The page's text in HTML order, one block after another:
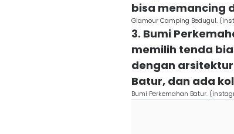
bisa memancing
Glamour Camping Bedugul.
3. Bumi
memilih tenda
dengan
Batur, dan ada
Bumi Perkemahan Batur.